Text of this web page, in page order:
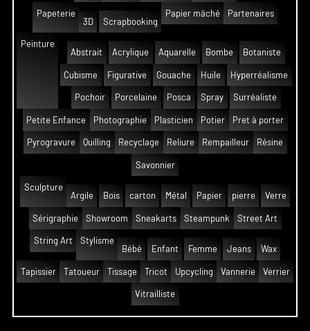
Papeterie
3D
Scrapbooking
Papier mâché Partenaires
Peinture
Abstrait
Acrylique Aquarelle Bombe Botaniste
Cubisme Figurative Gouache Huile Hyperréalisme
Pochoir Porcelaine Posca Spray Surréaliste
Petite Enfance Photographie Plasticien Potier Pret à porter
Pyrogravure Quilling Recyclage Reliure Rempailleur Résine
Savonnier
Sculpture
Argile
Bois carton Métal Papier pierre Verre
Sérigraphie Showroom Sneakarts Steampunk Street Art
String Art
Stylisme
Bébé
Enfant Femme Jeans Wax
Tapissier Tatoueur Tissage Tricot Upcycling Vannerie Verrier
Vitrailliste